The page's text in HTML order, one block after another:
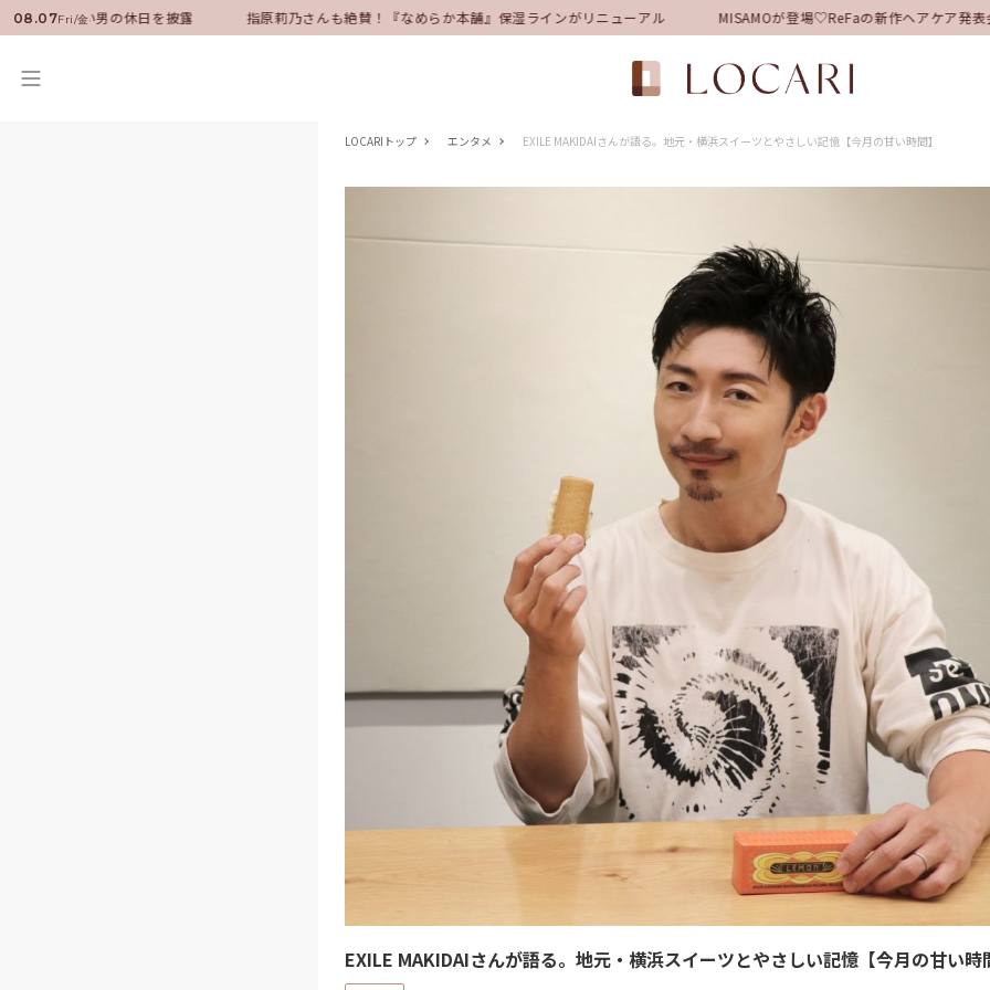
08.07Fri/金
就任！いい男の休日を披露 指原莉乃さんも絶賛！『なめらか本舗』保湿ラインがリニューアル MISAMOが登場♡ReFaの新作ヘアケア発表
LOCARIトップ エンタメ EXILE MAKIDAIさんが語る。地元・横浜スイーツとやさしい記憶【今月の甘い時間】
EXILE MAKIDAIさんが語る。地元・横浜スイーツとやさしい記憶【今月の甘い時